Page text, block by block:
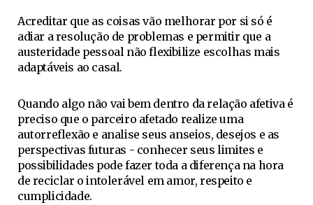
Acreditar que as coisas vão melhorar por si só é
adiar a resolução de problemas e permitir que a
austeridade pessoal não flexibilize escolhas mais
adaptáveis ao casal.
Quando algo não vai bem dentro da relação afetiva é
preciso que o parceiro afetado realize uma
autorreflexão e analise seus anseios, desejos e as
perspectivas futuras - conhecer seus limites e
possibilidades pode fazer toda a diferença na hora
de reciclar o intolerável em amor, respeito e
cumplicidade.